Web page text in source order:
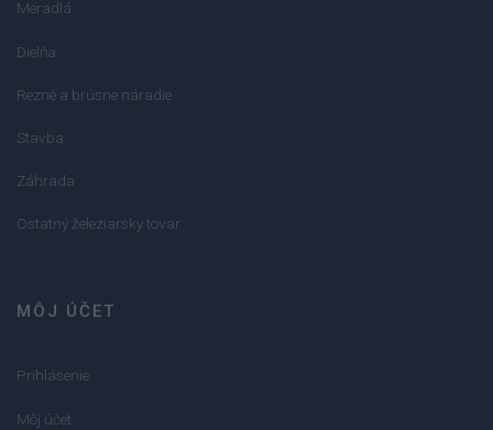
Meradlá
Dielňa
Rezné a brúsne náradie
Stavba
Záhrada
Ostatný železiarsky tovar
MÔJ ÚČET
Prihlásenie
Môj účet